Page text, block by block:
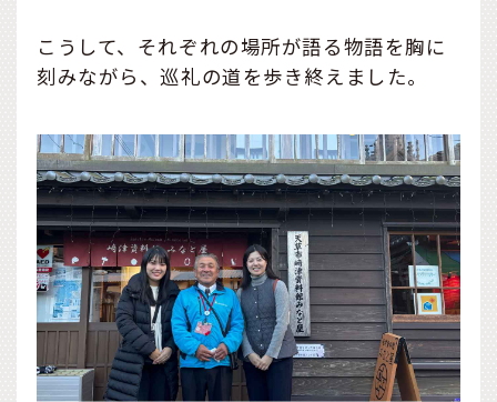
こうして、それぞれの場所が語る物語を胸に
刻みながら、巡礼の道を歩き終えました。